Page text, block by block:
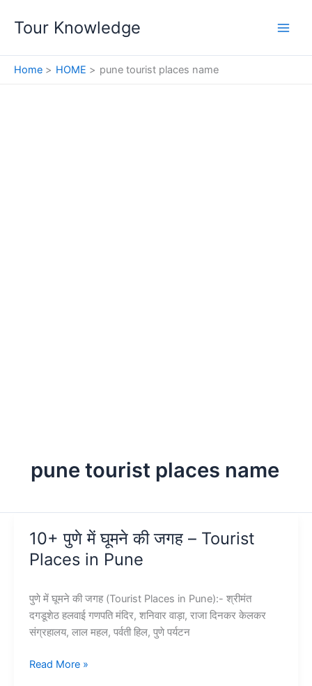
Tour Knowledge
Home HOME pune tourist places name
pune tourist places name
10+ पुणे में घूमने की जगह – Tourist
Places in Pune
पुणे में घूमने की जगह (Tourist Places in Pune):- श्रीमंत
दगडूशेठ हलवाई गणपति मंदिर, शनिवार वाड़ा, राजा दिनकर केलकर
संग्रहालय, लाल महल, पर्वती हिल, पुणे पर्यटन
10+
Read More »